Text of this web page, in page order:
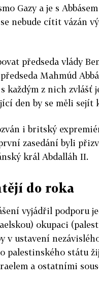
Gazy a je s
nebude cítit vázán
předseda vlády
Mahmúd
každým z nich zvlášť
den by se měli
i britský
zasedání byli
král Abdalláh II.
do roka
vyjádřil podporu
okupaci
v ustavení
palestinského státu
a ostatními